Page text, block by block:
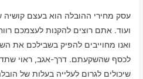
עסק מחירי ההובלה הוא בעצם קושיה
ועוד. אתם רוצים להקנות לעצמכם
ואנו מחוייבים להפיק בשבילכם את
לכסף שהשקעתם. דרך-אגב, ראוי
שיכולים לגרום לעלייה בעלות של